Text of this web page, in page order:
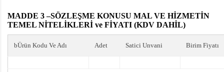
MADDE 3 –SÖZLEŞME KONUSU MAL VE HİZMETİN
TEMEL NİTELİKLERİ ve FİYATI (KDV DAHİL)
bÜrün Kodu Ve Adı Adet Satici Unvani Birim Fiyatı